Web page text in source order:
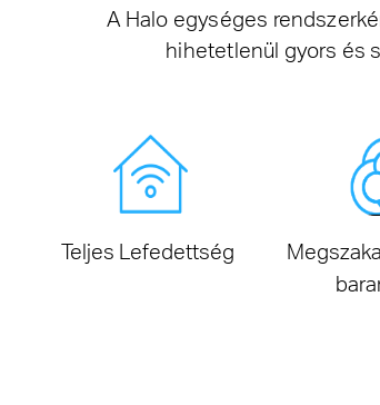
A Halo egységes
hihetetlenül gyors és
Teljes Lefedettség